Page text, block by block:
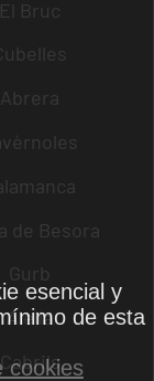
El Bruc
Abrera
de Besora
Gurb
Alella
Cabrils
esencial y
de esta
cookies